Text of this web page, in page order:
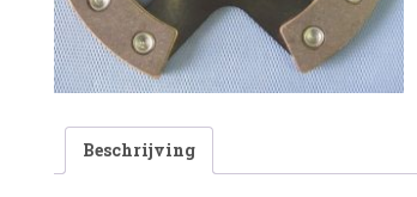
Beschrijving